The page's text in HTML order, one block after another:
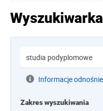
Wyszukiwarka
Informacje
Zakres wyszukiwania